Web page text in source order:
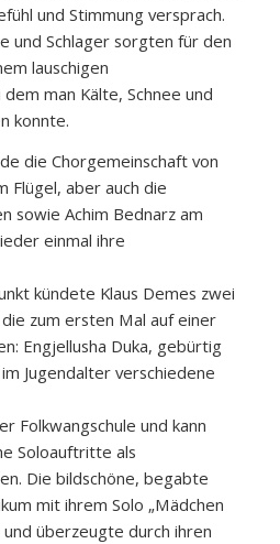
und Stimmung versprach.
und Schlager sorgten für den
lauschigen
man Kälte, Schnee und
konnte.
die Chorgemeinschaft von
Flügel, aber auch die
sowie Achim Bednarz am
einmal ihre
kündete Klaus Demes zwei
zum ersten Mal auf einer
Engjellusha Duka, gebürtig
Jugendalter verschiedene
Folkwangschule und kann
Soloauftritte als
Die bildschöne, begabte
mit ihrem Solo „Mädchen
überzeugte durch ihren